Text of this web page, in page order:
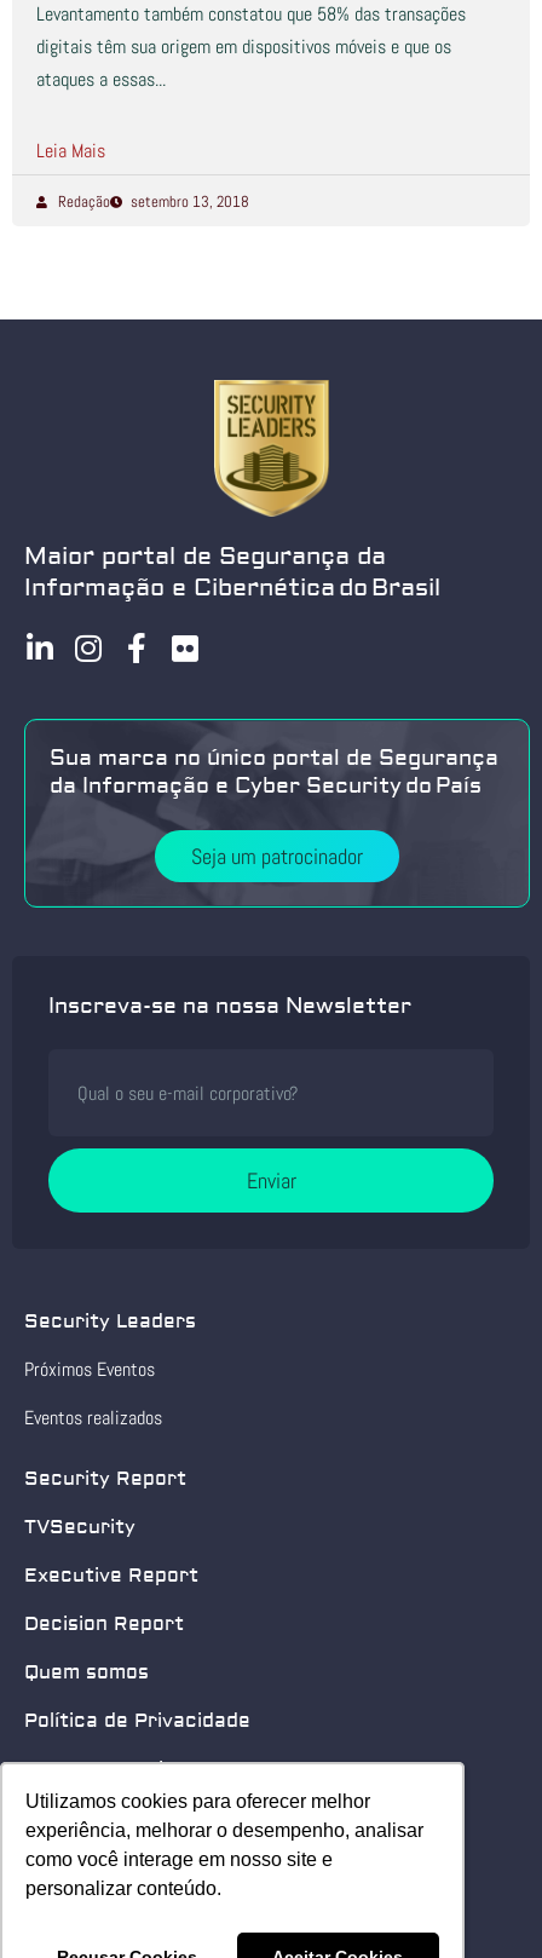
Utilizamos cookies para oferecer melhor
experiência, melhorar o desempenho, analisar
como você interage em nosso site e
personalizar conteúdo.
Utilizamos cookies para oferecer melhor
experiência, melhorar o desempenho, analisar
como você interage em nosso site e
personalizar conteúdo.
Levantamento também constatou que 58% das transações
digitais têm sua origem em dispositivos móveis e que os
ataques a essas...
Leia Mais
Redação setembro 13, 2018
Maior portal de Segurança da
Informação e Cibernética do Brasil
Sua marca no único portal de Segurança
da Informação e Cyber Security do País
Seja um patrocinador
Inscreva-se na nossa Newsletter
Enviar
Security Leaders
Próximos Eventos
Eventos realizados
Security Report
TVSecurity
Executive Report
Decision Report
Quem somos
Política de Privacidade
Quero patrocinar
Contato
Home
© 2025 Security Leader. Todos os Direitos Reservados.